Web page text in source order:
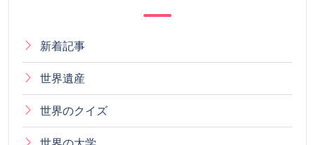
新着記事
世界遺産
世界のクイズ